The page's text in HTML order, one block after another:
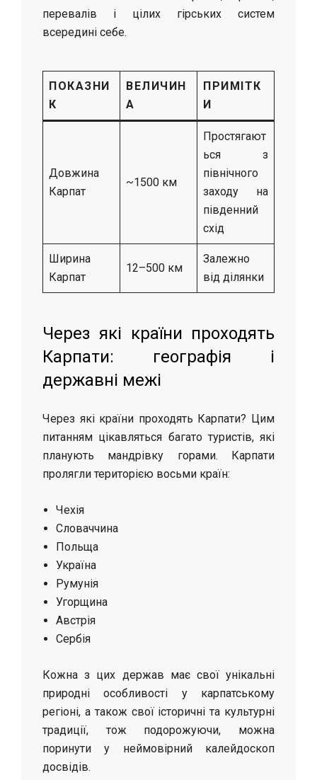
перевалів і цілих гірських систем
всередині себе.
ПОКАЗНИ
К
ВЕЛИЧИН
А
ПРИМІТК
И
Довжина
Карпат
~1500 км
Простягают
ься з
північного
заходу на
південний
схід
Ширина
Карпат
12–500 км
Залежно
від ділянки
Через які країни проходять
Карпати: географія і
державні межі
Через які країни проходять Карпати? Цим
питанням цікавляться багато туристів, які
планують мандрівку горами. Карпати
пролягли територією восьми країн:
Чехія
Словаччина
Польща
Україна
Румунія
Угорщина
Австрія
Сербія
Кожна з цих держав має свої унікальні
природні особливості у карпатському
регіоні, а також свої історичні та культурні
традиції, тож подорожуючи, можна
поринути у неймовірний калейдоскоп
досвідів.